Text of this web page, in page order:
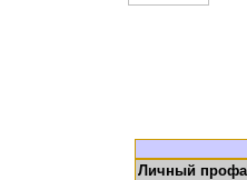
Личный